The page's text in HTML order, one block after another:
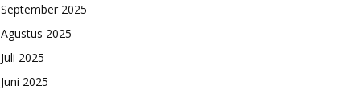
September 2025
Agustus 2025
Juli 2025
Juni 2025